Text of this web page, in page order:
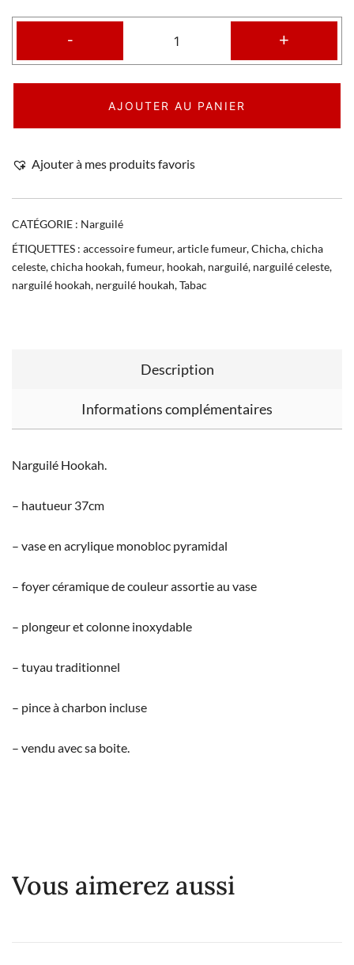
- +
AJOUTER AU PANIER
Ajouter à mes produits favoris
CATÉGORIE : Narguilé
ÉTIQUETTES : accessoire fumeur,article fumeur,Chicha,chicha
celeste,chicha hookah,fumeur, hookah, narguilé, narguilé celeste,
narguilé hookah, nerguilé houkah,Tabac
Description
Informations complémentaires
Narguilé Hookah.
– hautueur 37cm
– vase en acrylique monobloc pyramidal
– foyer céramique de couleur assortie au vase
– plongeur et colonne inoxydable
– tuyau traditionnel
– pince à charbon incluse
– vendu avec sa boite.
Vous aimerez aussi